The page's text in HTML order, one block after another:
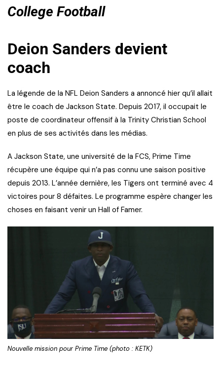
College Football
Deion Sanders devient
coach
La légende de la NFL Deion Sanders a annoncé hier qu’il allait
être le coach de Jackson State. Depuis 2017, il occupait le
poste de coordinateur offensif à la Trinity Christian School
en plus de ses activités dans les médias.
A Jackson State, une université de la FCS, Prime Time
récupère une équipe qui n’a pas connu une saison positive
depuis 2013. L’année dernière, les Tigers ont terminé avec 4
victoires pour 8 défaites. Le programme espère changer les
choses en faisant venir un Hall of Famer.
Nouvelle mission pour Prime Time (photo : KETK)